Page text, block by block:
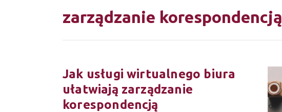
zarządzanie korespondencją
Jak usługi wirtualnego biura
ułatwiają zarządzanie
korespondencją